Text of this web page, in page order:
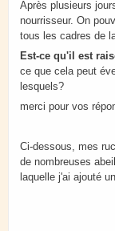
Après plusieurs
nourrisseur. On
tous les cadres de
Est-ce qu'il est
ce que cela peut
lesquels?
merci pour vos
Ci-dessous, mes
de nombreuses
laquelle j'ai ajouté